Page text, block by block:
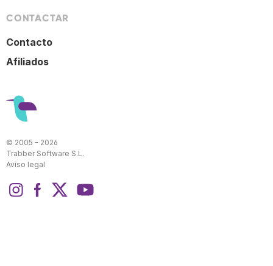
CONTACTAR
Contacto
Afiliados
© 2005 - 2026
Trabber Software S.L.
Aviso legal